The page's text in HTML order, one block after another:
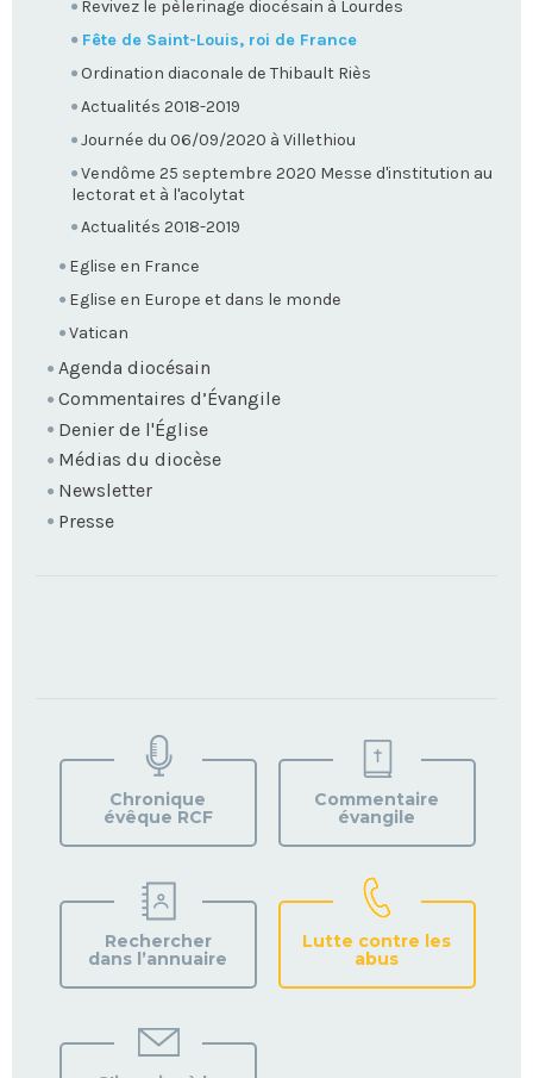
Revivez le pèlerinage diocésain à Lourdes
Fête de Saint-Louis, roi de France
Ordination diaconale de Thibault Riès
Actualités 2018-2019
Journée du 06/09/2020 à Villethiou
Vendôme 25 septembre 2020 Messe d'institution au
lectorat et à l'acolytat
Actualités 2018-2019
Eglise en France
Eglise en Europe et dans le monde
Vatican
Agenda diocésain
Commentaires d’Évangile
Denier de l'Église
Médias du diocèse
Newsletter
Presse
VOTRE
PAROISSE
Chronique
évêque RCF
Commentaire
évangile
Rechercher
dans l’annuaire
Lutte contre les
abus